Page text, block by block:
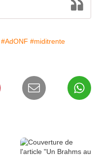
#AdONF #miditrente